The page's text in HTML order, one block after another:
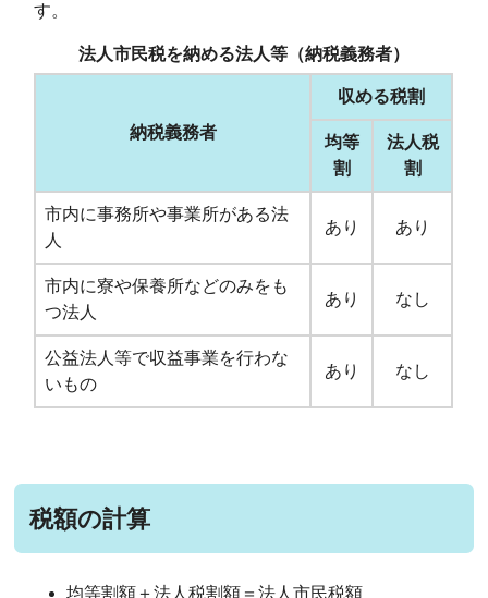
す。
法人市民税を納める法人等（納税義務者）
納税義務者
収める税割
均等
割
法人税
割
市内に事務所や事業所がある法
人
あり あり
市内に寮や保養所などのみをも
つ法人
あり なし
公益法人等で収益事業を行わな
いもの
あり なし
税額の計算
均等割額＋法人税割額＝法人市民税額